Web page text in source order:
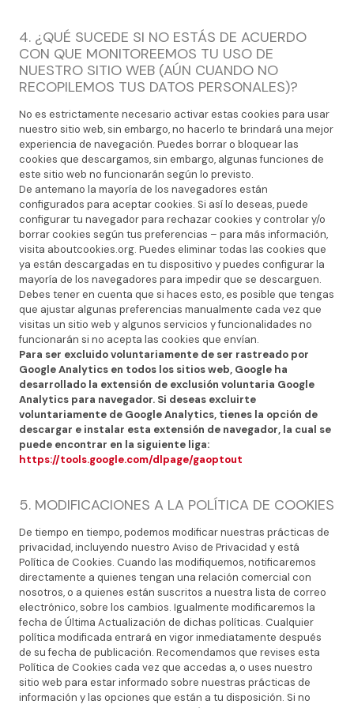
4. ¿QUÉ SUCEDE SI NO ESTÁS DE ACUERDO
CON QUE MONITOREEMOS TU USO DE
NUESTRO SITIO WEB (AÚN CUANDO NO
RECOPILEMOS TUS DATOS PERSONALES)?
No es estrictamente necesario activar estas cookies para usar
nuestro sitio web, sin embargo, no hacerlo te brindará una mejor
experiencia de navegación. Puedes borrar o bloquear las
cookies que descargamos, sin embargo, algunas funciones de
este sitio web no funcionarán según lo previsto.
De antemano la mayoría de los navegadores están
configurados para aceptar cookies. Si así lo deseas, puede
configurar tu navegador para rechazar cookies y controlar y/o
borrar cookies según tus preferencias – para más información,
visita aboutcookies.org. Puedes eliminar todas las cookies que
ya están descargadas en tu dispositivo y puedes configurar la
mayoría de los navegadores para impedir que se descarguen.
Debes tener en cuenta que si haces esto, es posible que tengas
que ajustar algunas preferencias manualmente cada vez que
visitas un sitio web y algunos servicios y funcionalidades no
funcionarán si no acepta las cookies que envían.
Para ser excluido voluntariamente de ser rastreado por
Google Analytics en todos los sitios web, Google ha
desarrollado la extensión de exclusión voluntaria Google
Analytics para navegador. Si deseas excluirte
voluntariamente de Google Analytics, tienes la opción de
descargar e instalar esta extensión de navegador, la cual se
puede encontrar en la siguiente liga:
https://tools.google.com/dlpage/gaoptout
5. MODIFICACIONES A LA POLÍTICA DE COOKIES
De tiempo en tiempo, podemos modificar nuestras prácticas de
privacidad, incluyendo nuestro Aviso de Privacidad y está
Política de Cookies. Cuando las modifiquemos, notificaremos
directamente a quienes tengan una relación comercial con
nosotros, o a quienes están suscritos a nuestra lista de correo
electrónico, sobre los cambios. Igualmente modificaremos la
fecha de Última Actualización de dichas políticas. Cualquier
política modificada entrará en vigor inmediatamente después
de su fecha de publicación. Recomendamos que revises esta
Política de Cookies cada vez que accedas a, o uses nuestro
sitio web para estar informado sobre nuestras prácticas de
información y las opciones que están a tu disposición. Si no